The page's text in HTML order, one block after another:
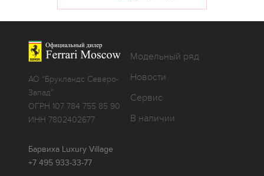
АО “Брукландс Северо-
Запад”
ОГРН 107 784 755 85 90
ИНН 7802402677
Модельный ряд
Новости
Сервис
В наличии
Барвиха Luxury Village
+7 495 933-33-77